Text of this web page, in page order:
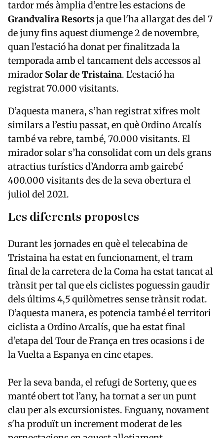
tardor més àmplia d’entre les estacions de
Grandvalira Resortsja que l'ha allargat des del 7
de juny fins aquest diumenge 2 de novembre,
quan l’estació ha donat per finalitzada la
temporada amb el tancament dels accessos al
mirador Solar de Tristaina. L’estació ha
registrat 70.000 visitants.
D’aquesta manera, s’han registrat xifres molt
similars a l’estiu passat, en què Ordino Arcalís
també va rebre, també, 70.000 visitants. El
mirador solar s’ha consolidat com un dels grans
atractius turístics d’Andorra amb gairebé
400.000 visitants des de la seva obertura el
juliol del 2021.
Les diferents propostes
Durant les jornades en què el telecabina de
Tristaina ha estat en funcionament, el tram
final de la carretera de la Coma ha estat tancat al
trànsit per tal que els ciclistes poguessin gaudir
dels últims 4,5 quilòmetres sense trànsit rodat.
D’aquesta manera, es potencia també el territori
ciclista a Ordino Arcalís, que ha estat final
d’etapa del Tour de França en tres ocasions i de
la Vuelta a Espanya en cinc etapes.
Per la seva banda, el refugi de Sorteny, que es
manté obert tot l’any, ha tornat a ser un punt
clau per als excursionistes. Enguany, novament
s'ha produït un increment moderat de les